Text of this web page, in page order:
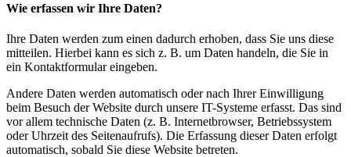
Wie erfassen wir Ihre Daten?
Ihre Daten werden zum einen dadurch erhoben, dass Sie uns diese
mitteilen. Hierbei kann es sich z. B. um Daten handeln, die Sie in
ein Kontaktformular eingeben.
Andere Daten werden automatisch oder nach Ihrer Einwilligung
beim Besuch der Website durch unsere IT-Systeme erfasst. Das sind
vor allem technische Daten (z. B. Internetbrowser, Betriebssystem
oder Uhrzeit des Seitenaufrufs). Die Erfassung dieser Daten erfolgt
automatisch, sobald Sie diese Website betreten.